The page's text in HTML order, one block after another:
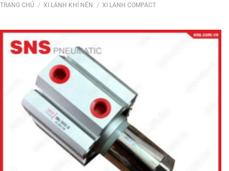
TRANG CHỦ / XI LANH KHÍ NÉN / XI LANH COMPACT